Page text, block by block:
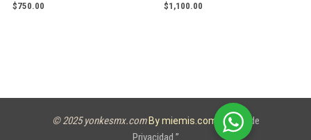
$750.00 $1,100.00
© 2025 yonkesmx.com By miemis.com
Aviso de
Privacidad